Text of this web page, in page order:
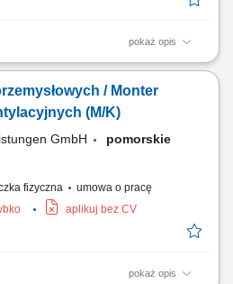
pokaż opis
i stanowisk przemysłowych
linie oraz systemy technologiczne;
i eliminowanie bieżących
/ Monter
(M/K)
GmbH pomorskie
fizyczna
umowa o pracę
aplikuj bez CV
pokaż opis